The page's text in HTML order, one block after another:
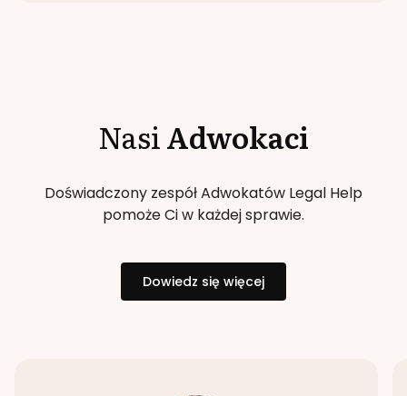
NasiAdwokaci
Doświadczony zespół Adwokatów Legal Help
pomoże Ci w każdej sprawie.
Dowiedz się więcej